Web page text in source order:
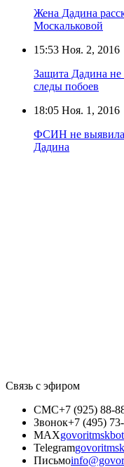
Жена Дадина
Москальковой
15:53 Ноя. 2, 2016
Защита Дадина не
следы побоев
18:05 Ноя. 1, 2016
ФСИН не выявила
Дадина
Связь с эфиром
СМС+7 (925) 88-
Звонок+7 (495)
MAXgovoritmskbot
Telegram
Письмо